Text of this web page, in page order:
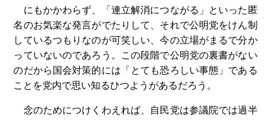
にもかかわらず、「連立解消につながる」といった匿
名のお気楽な発言がでたりして、それで公明党をけん制
しているつもりなのが可笑しい、今の立場がまるで分か
っていないのであろう。この段階で公明党の裏書がない
のだから国会対策的には「とても恐ろしい事態」である
ことを党内で思い知るひつようがあるだろう。
念のためにつけくわえれば、自民党は参議院では過半